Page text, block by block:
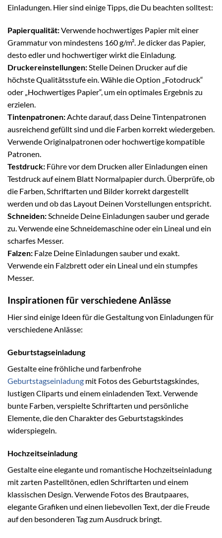
Einladungen. Hier sind einige Tipps, die Du beachten solltest:
Papierqualität:Verwende hochwertiges Papier mit einer
Grammatur von mindestens 160 g/m². Je dicker das Papier,
desto edler und hochwertiger wirkt die Einladung.
Druckereinstellungen: Stelle Deinen Drucker auf die
höchste Qualitätsstufe ein. Wähle die Option „Fotodruck“
oder „Hochwertiges Papier“, um ein optimales Ergebnis zu
erzielen.
Tintenpatronen: Achte darauf, dass Deine Tintenpatronen
ausreichend gefüllt sind und die Farben korrekt wiedergeben.
Verwende Originalpatronen oder hochwertige kompatible
Patronen.
Testdruck: Führe vor dem Drucken aller Einladungen einen
Testdruck auf einem Blatt Normalpapier durch. Überprüfe, ob
die Farben, Schriftarten und Bilder korrekt dargestellt
werden und ob das Layout Deinen Vorstellungen entspricht.
Schneiden: Schneide Deine Einladungen sauber und gerade
zu. Verwende eine Schneidemaschine oder ein Lineal und ein
scharfes Messer.
Falzen: Falze Deine Einladungen sauber und exakt.
Verwende ein Falzbrett oder ein Lineal und ein stumpfes
Messer.
Inspirationen für verschiedene Anlässe
Hier sind einige Ideen für die Gestaltung von Einladungen für
verschiedene Anlässe:
Geburtstagseinladung
Gestalte eine fröhliche und farbenfrohe
Geburtstagseinladung mit Fotos des Geburtstagskindes,
lustigen Cliparts und einem einladenden Text. Verwende
bunte Farben, verspielte Schriftarten und persönliche
Elemente, die den Charakter des Geburtstagskindes
widerspiegeln.
Hochzeitseinladung
Gestalte eine elegante und romantische Hochzeitseinladung
mit zarten Pastelltönen, edlen Schriftarten und einem
klassischen Design. Verwende Fotos des Brautpaares,
elegante Grafiken und einen liebevollen Text, der die Freude
auf den besonderen Tag zum Ausdruck bringt.